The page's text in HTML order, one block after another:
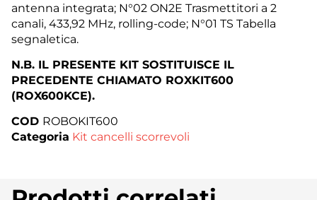
antenna integrata; N°02 ON2E Trasmettitori a 2
canali, 433,92 MHz, rolling-code; N°01 TS Tabella
segnaletica.
N.B. IL PRESENTE KIT SOSTITUISCE IL
PRECEDENTE CHIAMATO ROXKIT600
(ROX600KCE).
COD ROBOKIT600
Categoria Kit cancelli scorrevoli